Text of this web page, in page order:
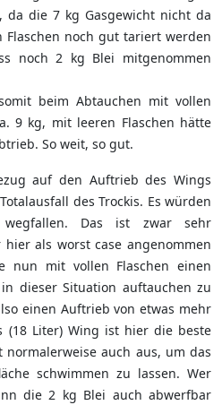
da die 7 kg Gasgewicht nicht da
noch gut tariert werden
noch 2 kg Blei mitgenommen
beim Abtauchen mit vollen
9 kg, mit leeren Flaschen hätte
So weit, so gut.
auf den Auftrieb des Wings
des Trockis. Es würden
Das ist zwar sehr
als worst case angenommen
nun mit vollen Flaschen einen
dieser Situation auftauchen zu
einen Auftrieb von etwas mehr
(18 Liter) Wing ist hier die beste
auch aus, um das
schwimmen zu lassen. Wer
die 2 kg Blei auch abwerfbar